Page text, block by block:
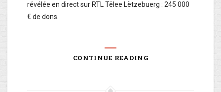
révélée en direct sur RTL Tëlee Lëtzebuerg : 245 000
€ de dons.
CONTINUE READING